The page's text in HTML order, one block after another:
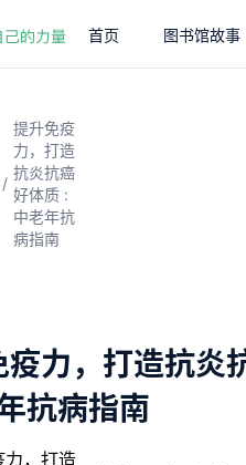
首页 图书馆故事
/
提升免疫
力，打造
抗炎抗癌
好体质 :
中老年抗
病指南
疫力，打造抗炎
抗病指南